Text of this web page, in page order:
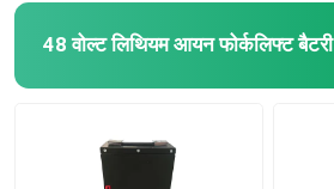
48 वोल्ट लिथियम आयन फोर्कलिफ्ट बैटरी